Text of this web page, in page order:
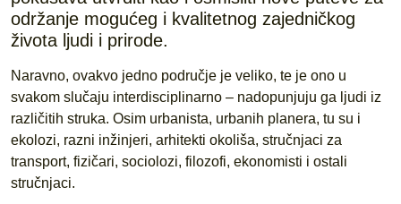
održanje mogućeg i kvalitetnog zajedničkog
života ljudi i prirode.
Naravno, ovakvo jedno područje je veliko, te je ono u
svakom slučaju interdisciplinarno – nadopunjuju ga ljudi iz
različitih struka. Osim urbanista, urbanih planera, tu su i
ekolozi, razni inžinjeri, arhitekti okoliša, stručnjaci za
transport, fizičari, sociolozi, filozofi, ekonomisti i ostali
stručnjaci.